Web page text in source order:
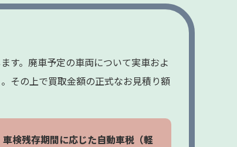
す。廃車予定の車両について実車およ
その上で買取金額の正式なお見積り額
検残存期間に応じた自動車税（軽